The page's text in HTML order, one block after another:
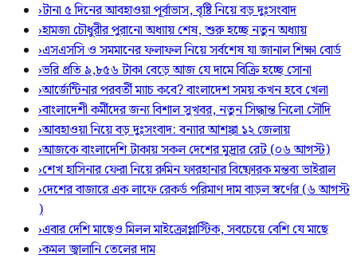
›টানা ৫ দিনের আবহাওয়া পূর্বাভাস, বৃষ্টি নিয়ে বড় দুঃসংবাদ
›হামজা চৌধুরীর পুরানো অধ্যায় শেষ, শুরু হচ্ছে নতুন অধ্যায়
›এসএসসি ও সমমানের ফলাফল নিয়ে সর্বশেষ যা জানাল শিক্ষা বোর্ড
›ভরি প্রতি ৯,৮৫৬ টাকা বেড়ে আজ যে দামে বিক্রি হচ্ছে সোনা
›আর্জেন্টিনার পরবর্তী ম্যাচ কবে? বাংলাদেশ সময় কখন হবে খেলা
›বাংলাদেশী কর্মীদের জন্য বিশাল সুখবর, নতুন সিদ্ধান্ত নিলো সৌদি
›আবহাওয়া নিয়ে বড় দুঃসংবাদ: বন্যার আশঙ্কা ১২ জেলায়
›আজকে বাংলাদেশি টাকায় সকল দেশের মুদ্রার রেট (০৬ আগস্ট)
›শেখ হাসিনার ফেরা নিয়ে রুমিন ফারহানার বিষ্ফোরক মন্তব্য ভাইরাল
›দেশের বাজারে এক লাফে রেকর্ড পরিমাণ দাম বাড়ল স্বর্ণের (৬ আগস্ট
)
›এবার দেশি মাছেও মিলল মাইক্রোপ্লাস্টিক, সবচেয়ে বেশি যে মাছে
›কমল জ্বালানি তেলের দাম